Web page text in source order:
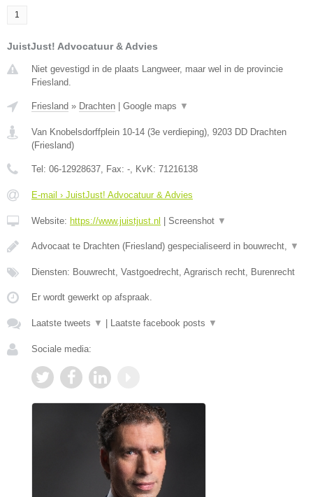
1
JuistJust! Advocatuur & Advies
Niet gevestigd in de plaats Langweer, maar wel in de provincie
Friesland.
Friesland » Drachten Google maps ▼
Van Knobelsdorffplein 10-14 (3e verdieping), 9203 DD Drachten
(Friesland)
Tel: 06-12928637, Fax: -, KvK: 71216138
E-mail › JuistJust! Advocatuur & Advies
Website: https://www.juistjust.nl Screenshot ▼
Advocaat te Drachten (Friesland) gespecialiseerd in bouwrecht, ▼
Diensten: Bouwrecht, Vastgoedrecht, Agrarisch recht, Burenrecht
Er wordt gewerkt op afspraak.
Laatste tweets ▼ Laatste facebook posts ▼
Sociale media: